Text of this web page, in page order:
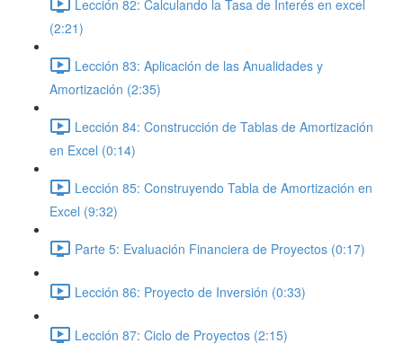
Lección 82: Calculando la Tasa de Interés en excel
(2:21)
Lección 83: Aplicación de las Anualidades y
Amortización (2:35)
Lección 84: Construcción de Tablas de Amortización
en Excel (0:14)
Lección 85: Construyendo Tabla de Amortización en
Excel (9:32)
Parte 5: Evaluación Financiera de Proyectos (0:17)
Lección 86: Proyecto de Inversión (0:33)
Lección 87: Ciclo de Proyectos (2:15)